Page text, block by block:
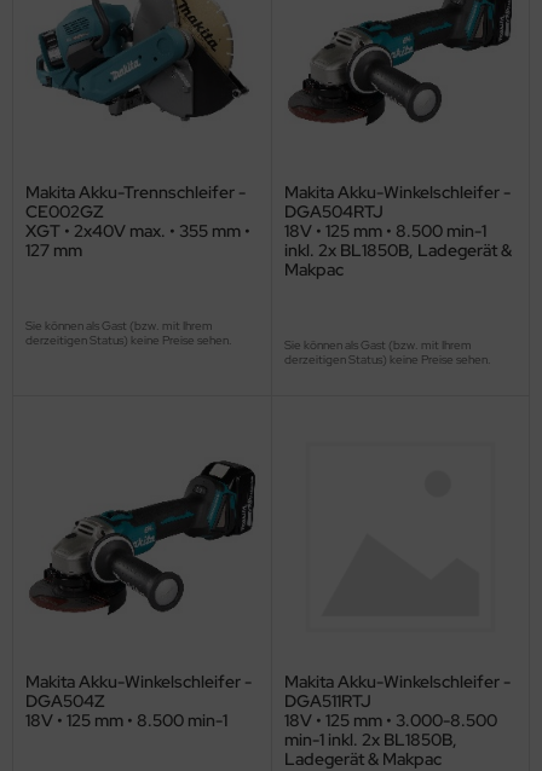
Makita Akku-Trennschleifer -
CE002GZ
XGT • 2x40V max. • 355 mm •
127 mm
Sie können als Gast (bzw. mit Ihrem
derzeitigen Status) keine Preise sehen.
Makita Akku-Winkelschleifer -
DGA504RTJ
18V • 125 mm • 8.500 min-1
inkl. 2x BL1850B, Ladegerät &
Makpac
Sie können als Gast (bzw. mit Ihrem
derzeitigen Status) keine Preise sehen.
Makita Akku-Winkelschleifer -
DGA504Z
18V • 125 mm • 8.500 min-1
Makita Akku-Winkelschleifer -
DGA511RTJ
18V • 125 mm • 3.000-8.500
min-1 inkl. 2x BL1850B,
Ladegerät & Makpac